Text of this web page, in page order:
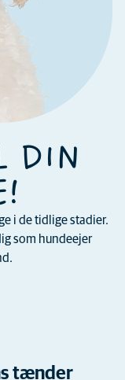
DIN
i de tidlige stadier.
som hundeejer
tænder